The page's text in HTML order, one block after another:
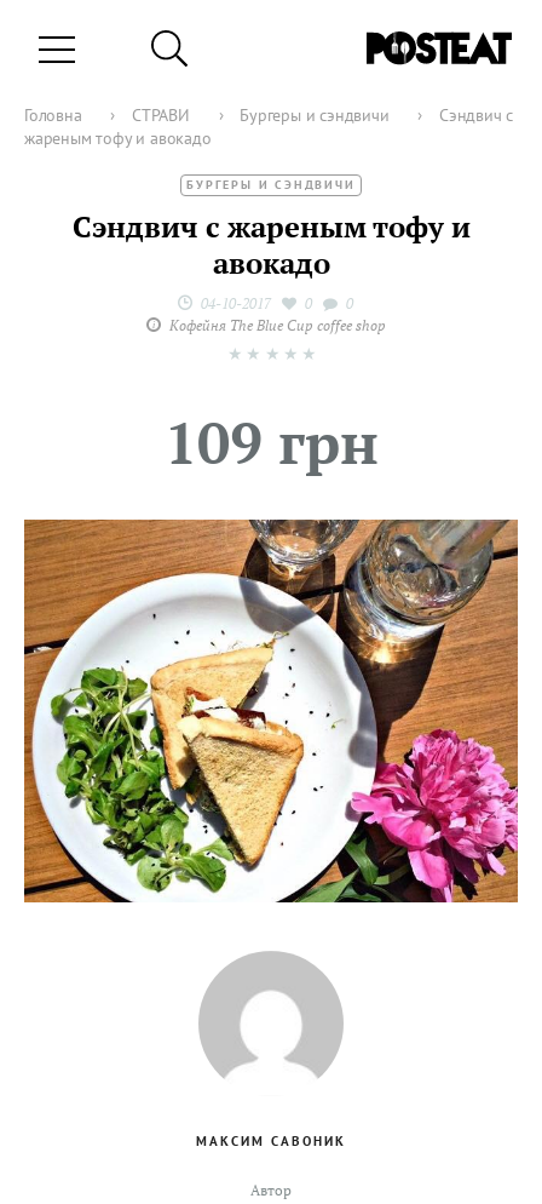
Головна › СТРАВИ › Бургеры и сэндвичи ›
Сэндвич с
жареным тофу и авокадо
БУРГЕРЫ И СЭНДВИЧИ
Сэндвич с жареным тофу и
авокадо
04-10-2017 0
0
Кофейня The Blue Cup coffee shop
★
★
★
★
★
109 грн
МАКСИМ САВОНИК
Автор